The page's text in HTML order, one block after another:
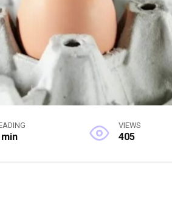
VIEWS
405